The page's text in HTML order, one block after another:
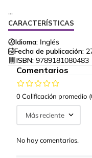
...
CARACTERÍSTICAS
Idioma: Inglés
Fecha de publicación:
ISBN: 9789181080483
Comentarios
0 Calificación promedio
Más reciente
No hay comentarios.